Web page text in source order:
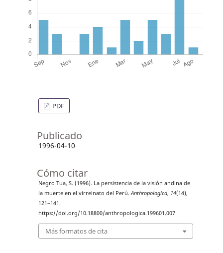
PDF
Publicado
1996-04-10
Cómo citar
Negro Tua, S. (1996). La persistencia de la visión andina de
la muerte en el virreinato del Perú.Anthropologica, 14(14),
121–141.
https://doi.org/10.18800/anthropologica.199601.007
Más formatos de cita